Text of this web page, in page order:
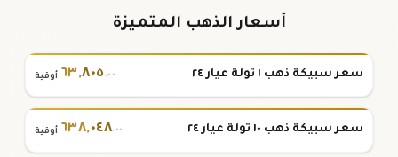
أسعار الذهب المتميزة
سعر سبيكة ذهب ١ تولة عيار ٢٤ ٦٣,٨٠٥ .٠٠ أوقية
سعر سبيكة ذهب ١٠ تولة عيار ٢٤ ٦٣٨,٠٤٨.٠٠ أوقية